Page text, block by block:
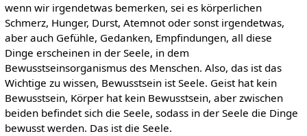
wenn wir irgendetwas bemerken, sei es körperlichen
Schmerz, Hunger, Durst, Atemnot oder sonst irgendetwas,
aber auch Gefühle, Gedanken, Empfindungen, all diese
Dinge erscheinen in der Seele, in dem
Bewusstseinsorganismus des Menschen. Also, das ist das
Wichtige zu wissen, Bewusstsein ist Seele. Geist hat kein
Bewusstsein, Körper hat kein Bewusstsein, aber zwischen
beiden befindet sich die Seele, sodass in der Seele die Dinge
bewusst werden. Das ist die Seele.